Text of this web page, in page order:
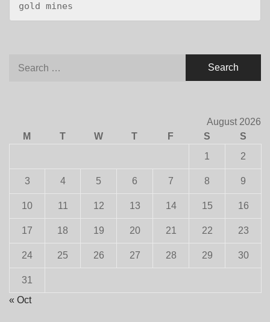
gold mines
August 2026
M
T W T F S
S
1
2
3 4 5 6 7 8 9
10 11 12 13 14 15 16
17 18 19 20 21 22 23
24 25 26 27 28 29 30
31
« Oct